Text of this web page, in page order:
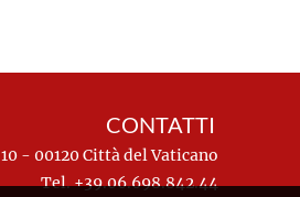
CONTATTI
- 00120 Città del Vaticano
Tel. +39.06.698.842.44